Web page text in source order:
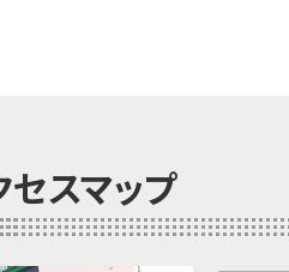
スマップ